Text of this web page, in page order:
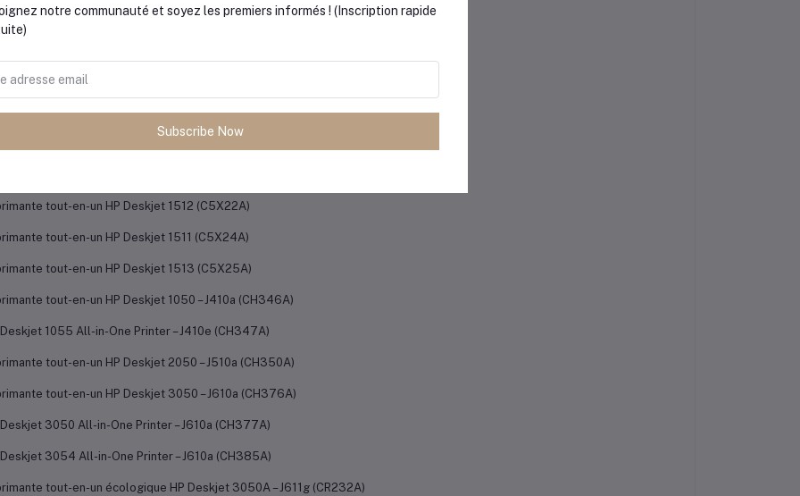
ENVY 4500 e-All-in-One Printer (A9T80A)
tout-en-un HP Deskjet 2540 (A9U22A)
tout-en-un HP Deskjet 2542 (A9U27A)
tout-en-un HP Deskjet 1512 (C5X22A)
tout-en-un HP Deskjet 1511 (C5X24A)
tout-en-un HP Deskjet 1513 (C5X25A)
tout-en-un HP Deskjet 1050 – J410a (CH346A)
Deskjet 1055 All-in-One Printer – J410e (CH347A)
tout-en-un HP Deskjet 2050 – J510a (CH350A)
tout-en-un HP Deskjet 3050 – J610a (CH376A)
Deskjet 3050 All-in-One Printer – J610a (CH377A)
Deskjet 3054 All-in-One Printer – J610a (CH385A)
tout-en-un écologique HP Deskjet 3050A – J611g (CR232A)
notre communauté et soyez les premiers informés ! (Inscription rapide
Subscribe Now